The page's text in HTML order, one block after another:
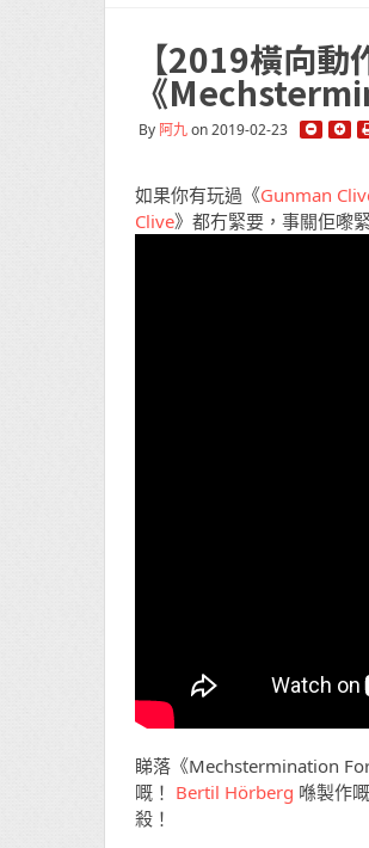
【2019橫向
《
By 阿九on 2019-02-23
如果你有玩過《Gunman
Clive》都冇緊要，事關佢嚟
睇落《Mechstermination
嘅！ Bertil Hörberg 喺製作
殺！